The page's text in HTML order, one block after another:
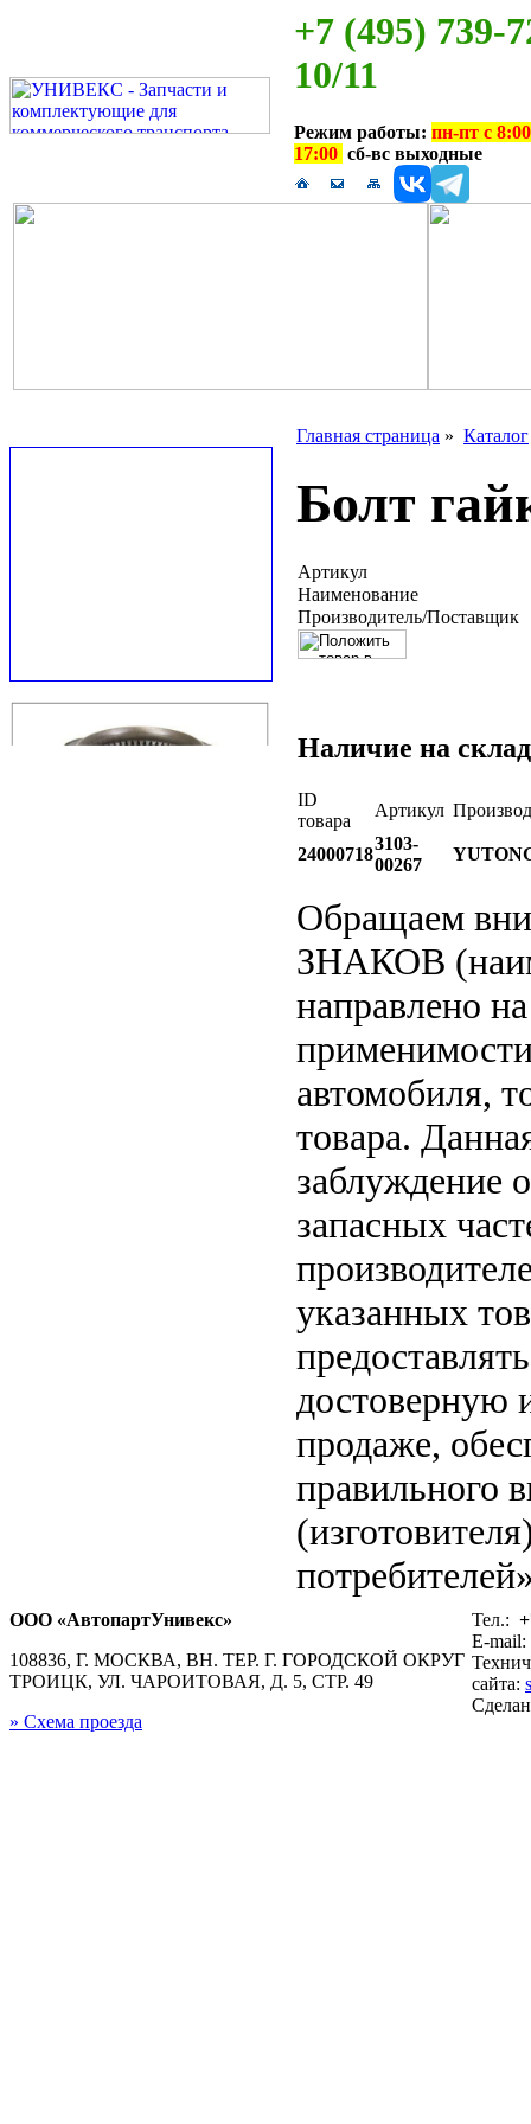
+7 (495) 739-
10/11
Режим работы: пн-пт с
17:00 сб-вс выходные
Главная страница » Каталог
Болт
Артикул
Наименование
Производитель/Поставщик
Наличие на
ID
товара
Артикул
24000718
3103-
00267
Обращаем
ЗНАКОВ
направлено
автомобиля,
товара.
заблуждение
запасных
указанных
достоверную
продаже,
правильного
ООО «АвтопартУнивекс»
108836, Г. МОСКВА, ВН. ТЕР. Г. ГОРОДСКОЙ ОКРУГ
ТРОИЦК, УЛ. ЧАРОИТОВАЯ, Д. 5, СТР. 49
» Схема проезда
Тел.:
E-mail:
сайта: